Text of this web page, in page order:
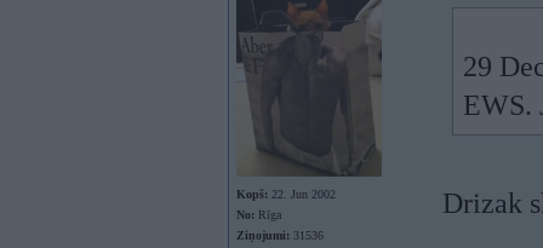
Kopš: 22. Jun 2002
No: Rīga
Ziņojumi: 31536
29
EWS.
Drizak